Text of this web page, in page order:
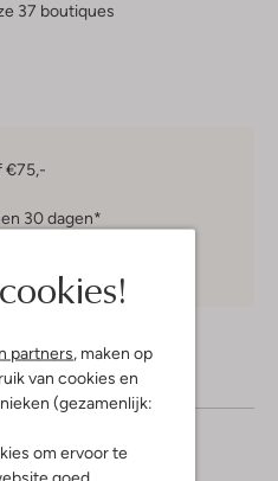
partners , maken op
van cookies en
(gezamenlijk:
om ervoor te
goed
37 boutiques
€75,-
30 dagen*